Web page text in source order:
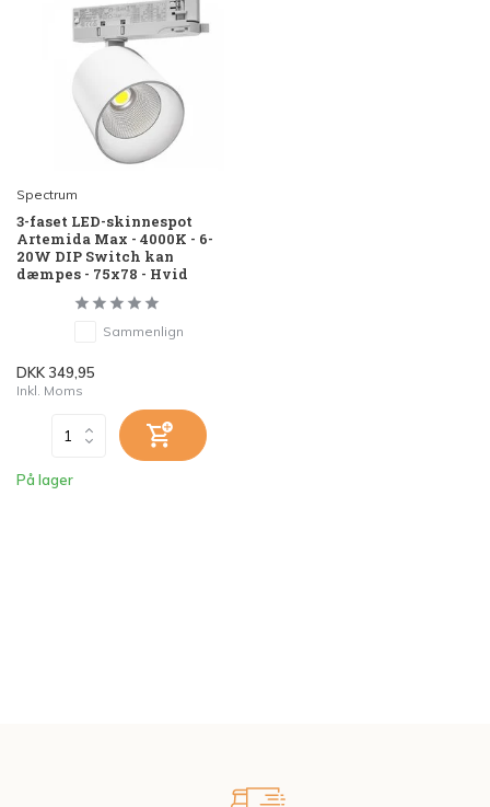
Spectrum
3-faset LED-skinnespot
Artemida Max - 4000K - 6-
20W DIP Switch kan
dæmpes - 75x78 - Hvid
Sammenlign
DKK 349,95
Inkl. Moms
På lager